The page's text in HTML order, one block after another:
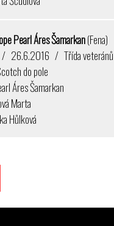
Pearl Áres Šamarkan(Fena)
26.6.2016 / Třída veteránů
do pole
Áres Šamarkan
Marta
Hůlková